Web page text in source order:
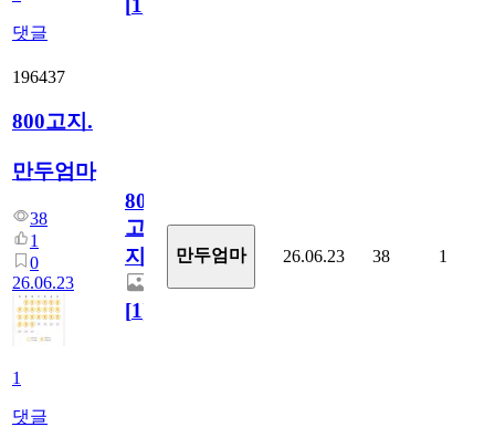
댓글
[1]
196437
800고지.
만두엄마
38
1
0
26.06.23
1
댓글
800
고
지.
[1]
만두엄마 26.06.23 38 1